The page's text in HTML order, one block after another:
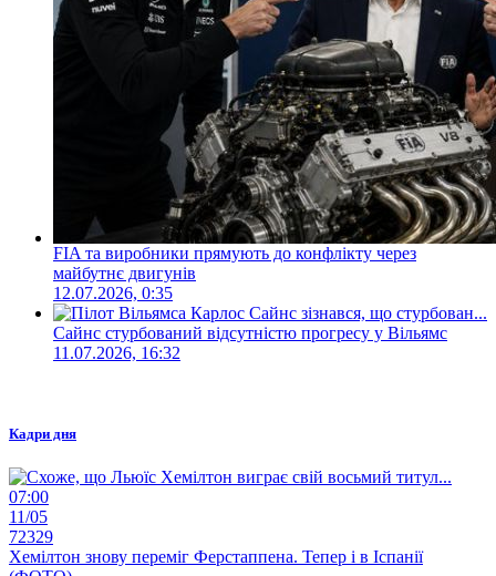
FIA та виробники прямують до конфлікту через
майбутнє двигунів
12.07.2026, 0:35
Сайнс стурбований відсутністю прогресу у Вільямс
11.07.2026, 16:32
Кадри дня
07:00
11/05
72329
Хемілтон знову переміг Ферстаппена. Тепер і в Іспанії